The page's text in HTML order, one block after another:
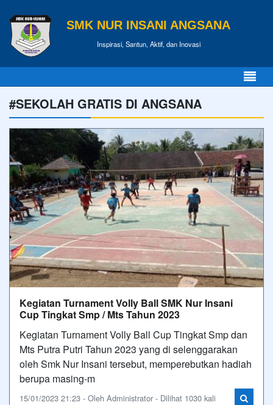
SMK NUR INSANI ANGSANA
Inspirasi, Santun, Aktif, dan Inovasi
#SEKOLAH GRATIS DI ANGSANA
Kegiatan Turnament Volly Ball SMK Nur Insani
Cup Tingkat Smp / Mts Tahun 2023
Kegiatan Turnament Volly Ball Cup Tingkat Smp dan
Mts Putra Putri Tahun 2023 yang di selenggarakan
oleh Smk Nur Insani tersebut, memperebutkan hadiah
berupa masing-m
15/01/2023 21:23 - Oleh Administrator - Dilihat 1030 kali